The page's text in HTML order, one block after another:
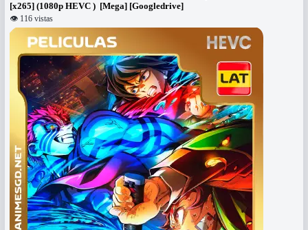
[x265] (1080p HEVC ) [Mega] [Googledrive]
👁 116 vistas